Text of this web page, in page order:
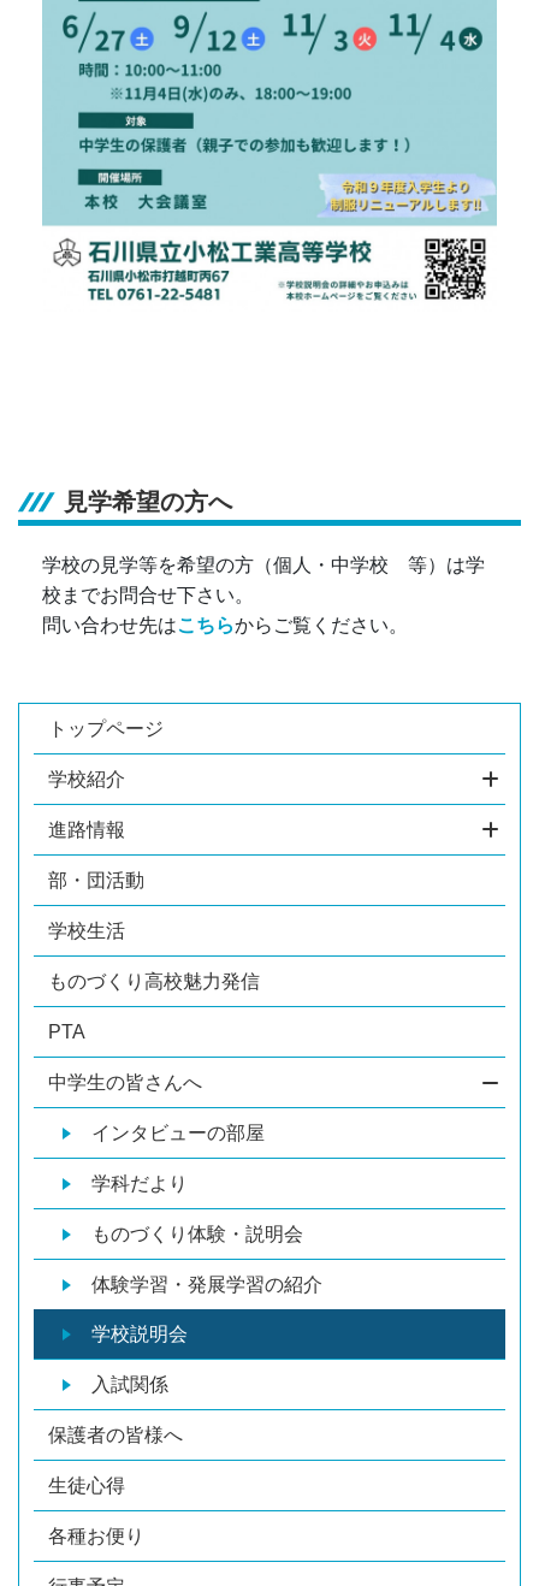
トップページ
学校紹介
進路情報
部・団活動
学校生活
ものづくり高校魅力発信
PTA
中学生の皆さんへ
インタビューの部屋
学科だより
ものづくり体験・説明会
体験学習・発展学習の紹介
学校説明会
入試関係
保護者の皆様へ
生徒心得
各種お便り
見学希望の方へ
学校の見学等を希望の方（個人・中学校 等）は学
校までお問合せ下さい。
問い合わせ先はこちらからご覧ください。